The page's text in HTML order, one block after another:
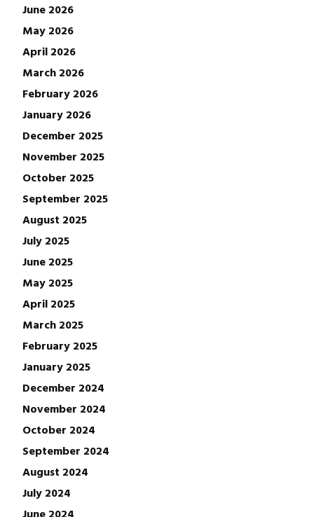
June 2026
May 2026
April 2026
March 2026
February 2026
January 2026
December 2025
November 2025
October 2025
September 2025
August 2025
July 2025
June 2025
May 2025
April 2025
March 2025
February 2025
January 2025
December 2024
November 2024
October 2024
September 2024
August 2024
July 2024
June 2024